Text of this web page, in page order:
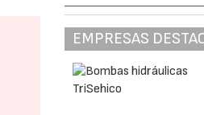
EMPRESAS